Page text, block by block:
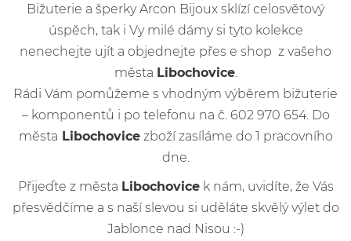
Bižuterie a šperky Arcon Bijoux sklízí celosvětový
úspěch, tak i Vy milé dámy si tyto kolekce
nenechejte ujít a objednejte přes e shop z vašeho
města Libochovice.
Rádi Vám pomůžeme s vhodným výběrem bižuterie
– komponentů i po telefonu na č. 602 970 654. Do
města Libochovicezboží zasíláme do 1 pracovního
dne.
Přijeďte z města Libochovicek nám, uvidíte, že Vás
přesvědčíme a s naší slevou si uděláte skvělý výlet do
Jablonce nad Nisou :-)